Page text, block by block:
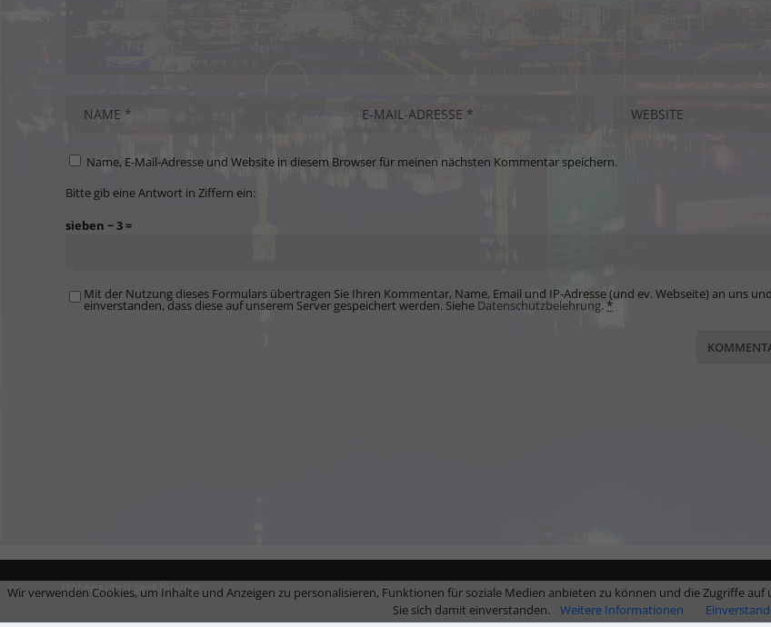
Name, E-Mail-Adresse und Website in diesem Browser für meinen nächsten Kommentar speichern.
Bitte gib eine Antwort in Ziffern ein:
sieben − 3 =
Mit der Nutzung dieses Formulars übertragen Sie Ihren Kommentar, Name, Email und IP-Adresse (und ev. Webseite) an uns
einverstanden, dass diese auf unserem Server gespeichert werden. Siehe Datenschutzbelehrung.*
Datenschutzerklärung
Wir verwenden Cookies, um Inhalte und Anzeigen zu personalisieren, Funktionen für soziale Medien anbieten zu können und die Zugriffe
Sie sich damit einverstanden.
Weitere Informationen